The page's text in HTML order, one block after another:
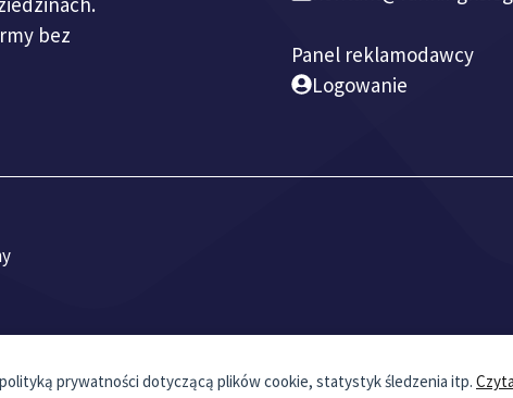
prywatności dotyczącą plików cookie, statystyk śledzenia itp.
bez
Panel reklamodawcy
Logowanie